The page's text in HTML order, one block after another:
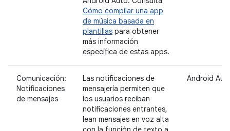
Cómo compilar una app
de música basada en
plantillas para obtener
más información
específica de estas apps.
Comunicación:
Notificaciones
de mensajes
Las notificaciones de
mensajería permiten que
los usuarios reciban
notificaciones entrantes,
lean mensajes en voz alta
Android